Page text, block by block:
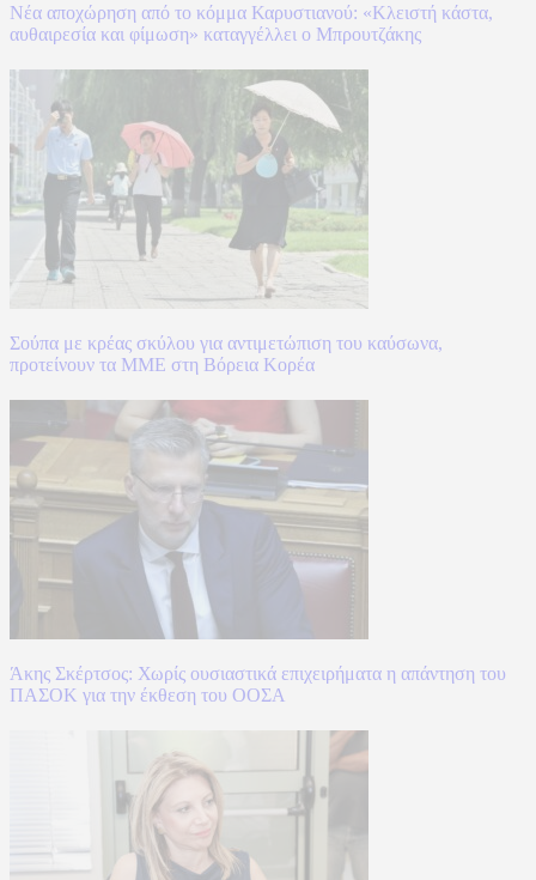
Νέα αποχώρηση από το κόμμα Καρυστιανού: «Κλειστή κάστα,
αυθαιρεσία και φίμωση» καταγγέλλει ο Μπρουτζάκης
Σούπα με κρέας σκύλου για αντιμετώπιση του καύσωνα,
προτείνουν τα ΜΜΕ στη Βόρεια Κορέα
Άκης Σκέρτσος: Χωρίς ουσιαστικά επιχειρήματα η απάντηση του
ΠΑΣΟΚ για την έκθεση του ΟΟΣΑ